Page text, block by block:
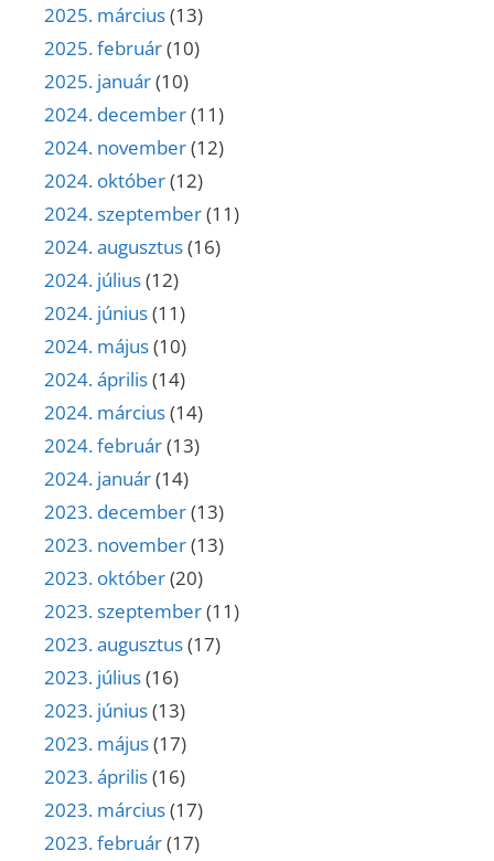
2025. március(13)
2025. február(10)
2025. január(10)
2024. december(11)
2024. november(12)
2024. október(12)
2024. szeptember(11)
2024. augusztus(16)
2024. július(12)
2024. június(11)
2024. május(10)
2024. április(14)
2024. március(14)
2024. február(13)
2024. január(14)
2023. december(13)
2023. november(13)
2023. október(20)
2023. szeptember(11)
2023. augusztus(17)
2023. július(16)
2023. június(13)
2023. május(17)
2023. április(16)
2023. március(17)
2023. február(17)